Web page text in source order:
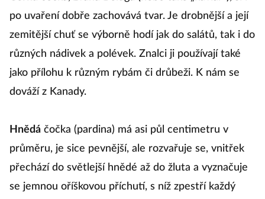
po uvaření dobře zachovává tvar. Je drobnější a její
zemitější chuť se výborně hodí jak do salátů, tak i do
různých nádivek a polévek. Znalci ji používají také
jako přílohu k různým rybám či drůbeži. K nám se
dováží z Kanady.
Hnědá čočka (pardina) má asi půl centimetru v
průměru, je sice pevnější, ale rozvařuje se, vnitřek
přechází do světlejší hnědé až do žluta a vyznačuje
se jemnou oříškovou příchutí, s níž zpestří každý